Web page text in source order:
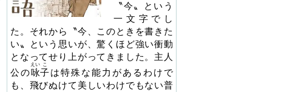
〝今〟という
一文字でし
た。それから〝今、このときを書きた
い〟という思いが、驚くほど強い衝動
となってせり上がってきました。主人
公の咏
えい
子
こ
は特殊な能力があるわけで
も、飛びぬけて美しいわけでもない普